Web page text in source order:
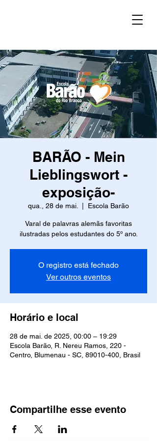
BARÃO - Mein
Lieblingswort -
exposição-
qua., 28 de mai. Escola Barão
Varal de palavras alemãs favoritas
ilustradas pelos estudantes do 5º ano.
O registro está fechado
Ver outros eventos
Horário e local
28 de mai. de 2025, 00:00 – 19:29
Escola Barão, R. Nereu Ramos, 220 -
Centro, Blumenau - SC, 89010-400, Brasil
Compartilhe esse evento